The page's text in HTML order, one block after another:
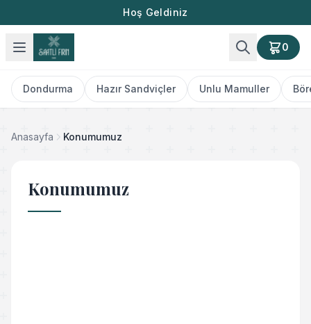
Hoş Geldiniz
0
Dondurma Hazır Sandviçler Unlu Mamuller
Anasayfa Konumumuz
Konumumuz